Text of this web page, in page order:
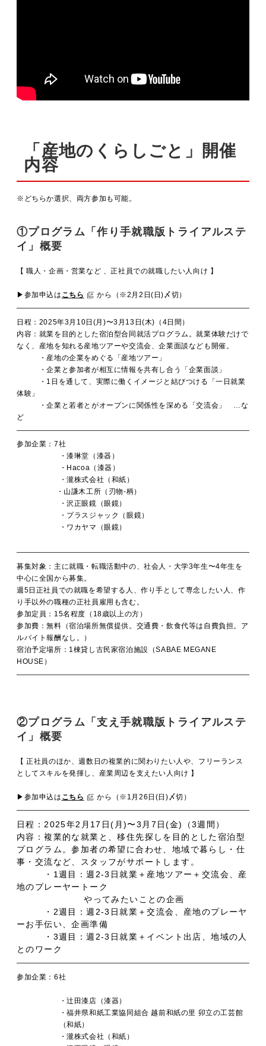
「産地のくらしごと」開催
内容
※どちらか選択、両方参加も可能。
①プログラム「作り手就職版トライアルステ
イ」概要
【 職人・企画・営業など 、正社員での就職したい人向け 】
▶︎ 参加申込は こちら から（※2月2日(日)〆切）
日程：2025年3月10日(月)〜3月13日(木)（4日間）
内容：就業を目的とした宿泊型合同就活プログラム。就業体験だけで
なく、産地を知れる産地ツアーや交流会、企業面談なども開催。
・産地の企業をめぐる「産地ツアー」
・企業と参加者が相互に情報を共有し合う「企業面談」
・1日を通して、実際に働くイメージと結びつける「一日就業
体験」
・企業と若者とがオープンに関係性を深める「交流会」 …な
ど
参加企業：7社
・漆琳堂（漆器）
・Hacoa（漆器）
・瀧株式会社（和紙）
・山謙木工所（刃物-柄）
・沢正眼鏡（眼鏡）
・プラスジャック（眼鏡）
・ワカヤマ（眼鏡）
募集対象：主に就職・転職活動中の、社会人・大学3年生〜4年生を
中心に全国から募集。
週5日正社員での就職を希望する人、作り手として専念したい人、作
り手以外の職種の正社員雇用も含む。
参加定員：15名程度（18歳以上の方）
参加費：無料（宿泊場所無償提供。交通費・飲食代等は自費負担。ア
ルバイト報酬なし。
）
宿泊予定場所：1棟貸し古民家宿泊施設（SABAE MEGANE
HOUSE）
②プログラム「支え手就職版トライアルステ
イ」概要
【 正社員のほか、週数日の複業的に関わりたい人や、フリーランス
としてスキルを発揮し、産業周辺を支えたい人向け 】
▶︎ 参加申込は こちら から（※1月26日(日)〆切）
日程：2025年2月17日(月)〜3月7日(金)（3週間）
内容：複業的な就業と、移住先探しを目的とした宿泊型
プログラム。参加者の希望に合わせ、地域で暮らし・仕
事・交流など、スタッフがサポートします。
・1週目：週2-3日就業＋産地ツアー＋交流会、産
地のプレーヤートーク
やってみたいことの企画
・2週目：週2-3日就業＋交流会、産地のプレーヤ
ーお手伝い、企画準備
・3週目：週2-3日就業＋イベント出店、地域の人
とのワーク
参加企業：6社
・辻田漆店（漆器）
・福井県和紙工業協同組合 越前和紙の里 卯立の工芸館
（和紙）
・瀧株式会社（和紙）